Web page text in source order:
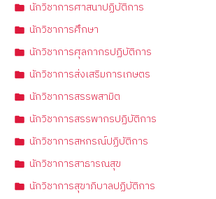
นักวิชาการศาสนาปฏิบัติการ
นักวิชาการศึกษา
นักวิชาการศุลกากรปฏิบัติการ
นักวิชาการส่งเสริมการเกษตร
นักวิชาการสรรพสามิต
นักวิชาการสรรพากรปฏิบัติการ
นักวิชาการสหกรณ์ปฏิบัติการ
นักวิชาการสาธารณสุข
นักวิชาการสุขาภิบาลปฏิบัติการ